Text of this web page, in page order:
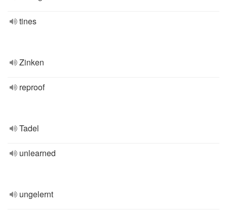
tines
Zinken
reproof
Tadel
unlearned
ungelernt